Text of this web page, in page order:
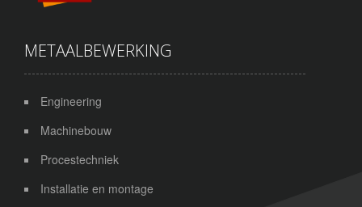
METAALBEWERKING
Engineering
Machinebouw
Procestechniek
Installatie en montage